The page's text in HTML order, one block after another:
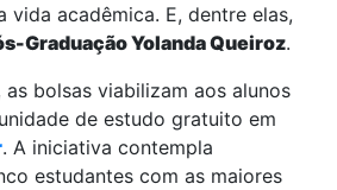
vida acadêmica. E, dentre elas,
Graduação Yolanda Queiroz.
as bolsas viabilizam aos alunos
de estudo gratuito em
. A iniciativa contempla
estudantes com as maiores